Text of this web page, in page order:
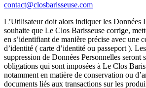
contact@closbarisseuse.com
L’Utilisateur doit alors indiquer les Données
souhaite que Le Clos Barisseuse corrige,
en s’identifiant de manière précise avec une
d’identité ( carte d’identité ou passeport ).
suppression de Données Personnelles seront
obligations qui sont imposées à Le Clos
notamment en matière de conservation ou
documents liés aux transactions sur les